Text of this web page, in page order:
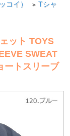
コイ） > Tシャ
ット TOYS
SWEAT
ートスリーブ